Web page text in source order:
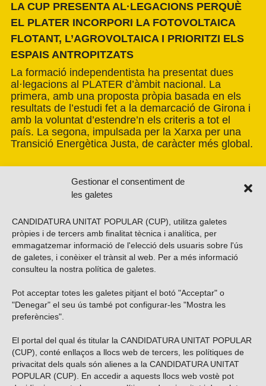
Gestionar el consentiment de
les galetes
CANDIDATURA UNITAT POPULAR (CUP), utilitza galetes
pròpies i de tercers amb finalitat tècnica i analítica, per
emmagatzemar informació de l'elecció dels usuaris sobre l'ús
de galetes, i conèixer el trànsit al web. Per a més informació
consulteu la nostra política de galetes
Pot acceptar totes les galetes pitjant el botó "Acceptar" o
"Denegar" el seu ús també pot configurar-les "Mostra les
preferències".
El portal del qual és titular la CANDIDATURA UNITAT POPULAR
(CUP), conté enllaços a llocs web de tercers, les polítiques de
privacitat dels quals són alienes a la CANDIDATURA UNITAT
POPULAR (CUP). En accedir a aquests llocs web vostè pot
LA CUP PRESENTA AL·LEGACIONS PERQUÈ
EL PLATER INCORPORI LA FOTOVOLTAICA
FLOTANT, L’AGROVOLTAICA I PRIORITZI ELS
ESPAIS ANTROPITZATS
La formació independentista ha presentat dues
al·legacions al PLATER d’àmbit nacional. La
primera, amb una proposta pròpia basada en els
resultats de l’estudi fet a la demarcació de Girona i
amb la voluntat d’estendre’n els criteris a tot el
país. La segona, impulsada per la Xarxa per una
Transició Energètica Justa, de caràcter més global.
Vols subscriure’t al nostre butlletí?
ENVIAR